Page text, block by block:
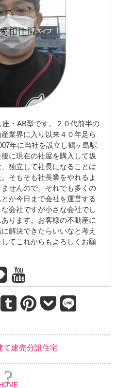
・AB型です。２０代前半の
業界に入り以来４０年足ら
年に当社を設立し鶴ヶ島駅
に現在の社屋を購入して坂
独立して社長になることは
そもそも社長業をやれるよ
せんので。それでも多くの
か今日まで会社を運営する
会社ですが小さな会社でし
ります。お客様の不動産に
解決できたらいいなと考え
てこれからもよろしくお願
て建売分譲住宅
HOME